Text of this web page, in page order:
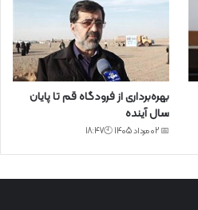
بهره‌برداری از فرودگاه قم تا پایان
سال آینده
📅 02 مرداد 1405 🕙18:47